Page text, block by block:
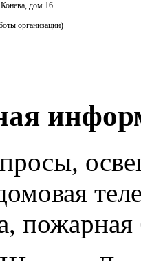
дом 16
организации)